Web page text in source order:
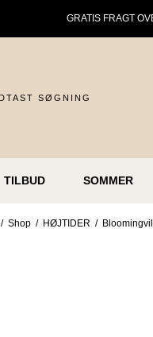
GRATIS FRAGT
TILBUD SOMMER
/ Shop / HØJTIDER /